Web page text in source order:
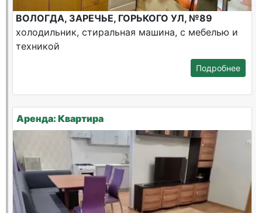
ВОЛОГДА, ЗАРЕЧЬЕ, ГОРЬКОГО УЛ, №89
холодильник, стиральная машина, с мебелью и
техникой
Подробнее
Аренда: Квартира